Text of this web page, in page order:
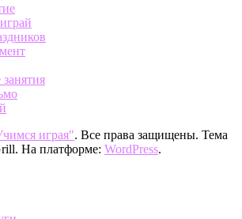
играя". Все права защищены. Тема
На платформе: WordPress.